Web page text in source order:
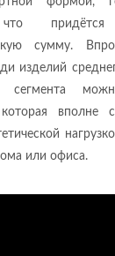
придётся
сумму.
изделий
сегмента
вполне
или офиса.